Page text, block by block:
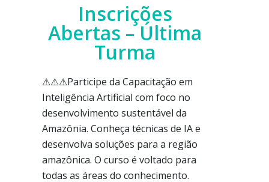
Inscrições
Abertas – Última
Turma
⚠⚠⚠Participe da Capacitação em
Inteligência Artificial com foco no
desenvolvimento sustentável da
Amazônia. Conheça técnicas de IA e
desenvolva soluções para a região
amazônica. O curso é voltado para
todas as áreas do conhecimento.